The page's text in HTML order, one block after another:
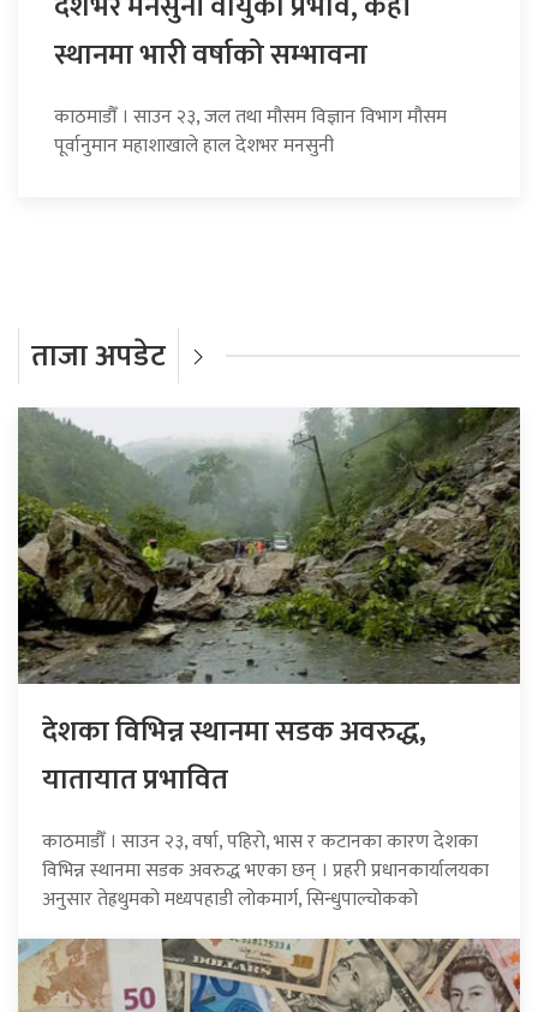
स्थानमा भारी वर्षाको सम्भावना
काठमाडौँ । साउन २३, जल तथा मौसम विज्ञान विभाग मौसम
पूर्वानुमान महाशाखाले हाल देशभर मनसुनी
ताजा अपडेट
देशका विभिन्न स्थानमा सडक अवरुद्ध,
यातायात प्रभावित
काठमाडौँ । साउन २३, वर्षा, पहिरो, भास र कटानका कारण देशका
विभिन्न स्थानमा सडक अवरुद्ध भएका छन् । प्रहरी प्रधानकार्यालयका
अनुसार तेह्रथुमको मध्यपहाडी लोकमार्ग, सिन्धुपाल्चोकको